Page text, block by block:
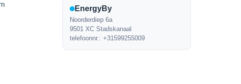
EnergyBy
Noorderdiep 6a
9501 XC Stadskanaal
telefoonnr.: +31599255009